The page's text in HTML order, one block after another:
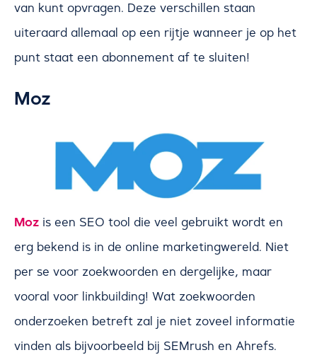
van kunt opvragen. Deze verschillen staan
uiteraard allemaal op een rijtje wanneer je op het
punt staat een abonnement af te sluiten!
Moz
Moz is een SEO tool die veel gebruikt wordt en
erg bekend is in de online marketingwereld. Niet
per se voor zoekwoorden en dergelijke, maar
vooral voor linkbuilding! Wat zoekwoorden
onderzoeken betreft zal je niet zoveel informatie
vinden als bijvoorbeeld bij SEMrush en Ahrefs.